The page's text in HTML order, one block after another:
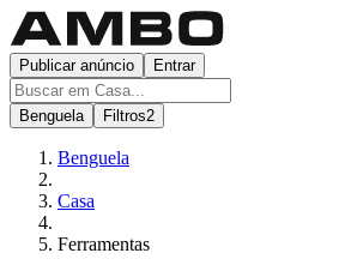
Publicar anúncio Entrar
Benguela Filtros2
Benguela
Casa
Ferramentas